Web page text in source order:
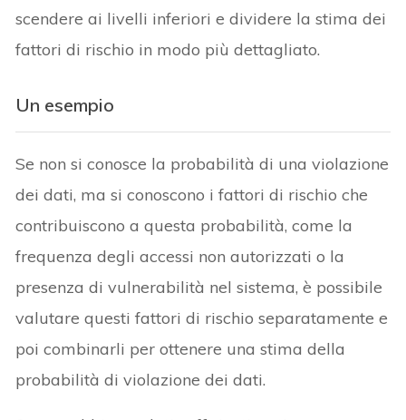
scendere ai livelli inferiori e dividere la stima dei
fattori di rischio in modo più dettagliato.
Un esempio
Se non si conosce la probabilità di una violazione
dei dati, ma si conoscono i fattori di rischio che
contribuiscono a questa probabilità, come la
frequenza degli accessi non autorizzati o la
presenza di vulnerabilità nel sistema, è possibile
valutare questi fattori di rischio separatamente e
poi combinarli per ottenere una stima della
probabilità di violazione dei dati.